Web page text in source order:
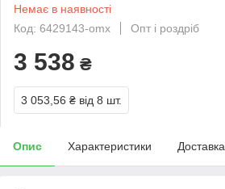
Немає в наявності
Код: 6429143-omx
Опт і роздріб
3 538 ₴
3 053,56 ₴ від 8 шт.
Опис Характеристики Доставка